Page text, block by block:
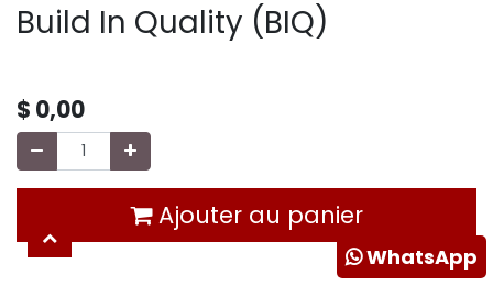
Build In Quality (BIQ)
$ 0,00
Ajouter au panier
WhatsApp